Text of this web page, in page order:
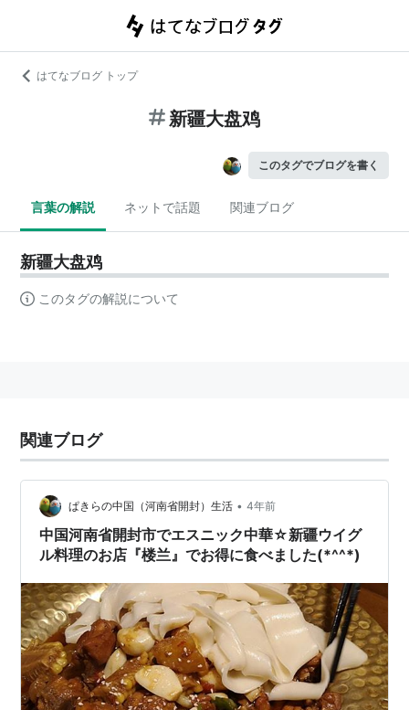
はてなブログ トップ
新疆大盘鸡
このタグでブログを書く
言葉の解説 ネットで話題 関連ブログ
新疆大盘鸡
このタグの解説について
関連ブログ
ぱきらの中国（河南省開封）生活 • 4年前
中国河南省開封市でエスニック中華☆新疆ウイグ
ル料理のお店『楼兰』でお得に食べました(*^^*)